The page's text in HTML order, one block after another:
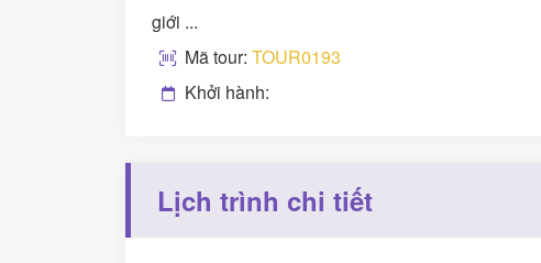
giới ...
Mã tour: TOUR0193
Khởi hành:
Lịch trình chi tiết